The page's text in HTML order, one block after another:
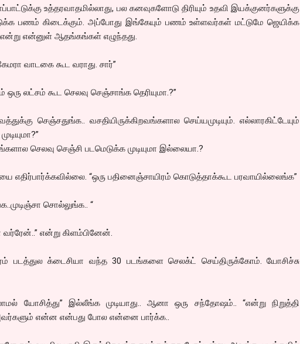
உத்தரவாதமில்லாது, பல கனவுகளோடு திரியும் உதவி இயக்குனர்களுக்கு
பணம் கிடைக்கும். அப்போது இங்கேயும் பணம் உள்ளவர்கள் மட்டுமே ஜெயிக்க
என்று என்னுள் ஆதங்கங்கள் எழுந்தது.
வாடகை கூட வராது. சார்”
லட்சம் கூட செலவு செஞ்சாங்க தெரியுமா.?”
செஞ்சதுங்க.. வசதியிருக்கிறவங்களால செய்யமுடியும். எல்லாரகிட்டேயும்
செலவு செஞ்சி படமெடுக்க முடியுமா இல்லையா.?
எதிர்பார்க்கவில்லை. “ஒரு பதினைஞ்சாயிரம் கொடுத்தாக்கூட பரவாயில்லைங்க”
சொல்லுங்க.. “
வர்ரேன்..” என்று கிளம்பினேன்.
படத்துல க்டைசியா வந்த 30 படங்களை செலக்ட் செய்திருக்கோம். யோசிச்சு
யோசித்து” இல்லீங்க முடியாது.. ஆனா ஒரு சந்தோஷம்.. “என்று நிறுத்தி
என்ன என்பது போல என்னை பார்க்க..